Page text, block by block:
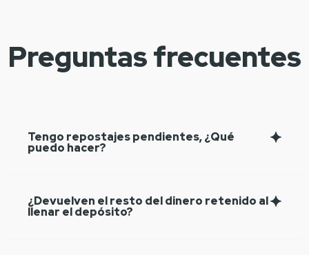
Preguntas frecuentes
Tengo repostajes pendientes, ¿Qué
puedo hacer?
¿Devuelven el resto del dinero retenido al
llenar el depósito?